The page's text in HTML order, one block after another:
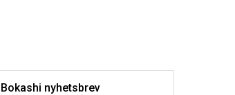
Bokashi nyhetsbrev